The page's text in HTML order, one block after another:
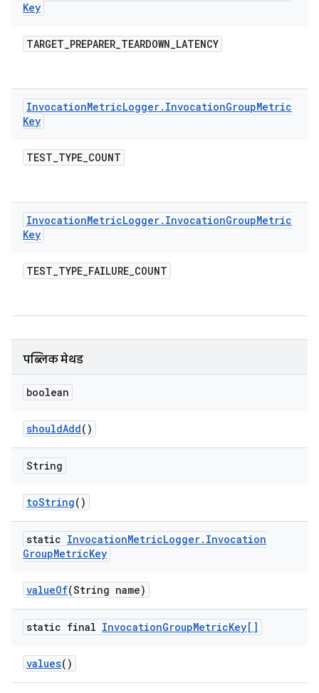
Key
TARGET_PREPARER_TEARDOWN_LATENCY
InvocationMetricLogger. InvocationGroupMetric
Key
TEST_TYPE_COUNT
InvocationMetricLogger. InvocationGroupMetric
Key
TEST_TYPE_FAILURE_COUNT
पब्लिक मेथड
boolean
shouldAdd()
String
toString()
static InvocationMetricLogger. Invocation
GroupMetricKey
valueOf(String name)
static final InvocationGroupMetricKey[]
values()